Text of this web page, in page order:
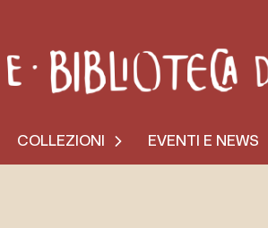
COLLEZIONI EVENTI E NEWS